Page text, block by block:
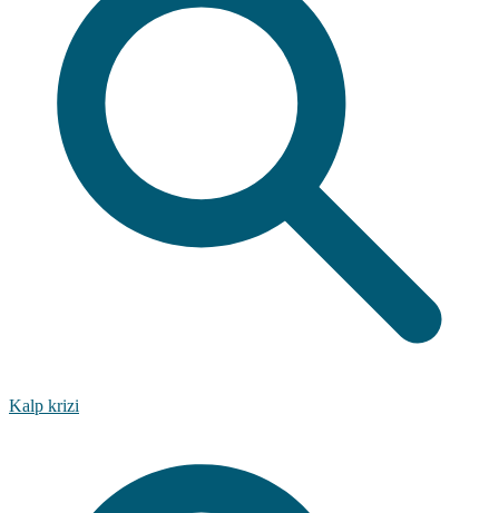
Kalp krizi